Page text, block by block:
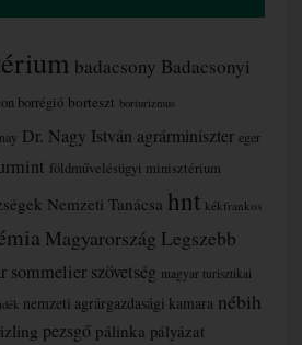
badacsony Badacsonyi
borrégió borteszt borturizmus
Dr. Nagy István agrárminiszter eger
földművelésügyi minisztérium
Nemzeti Tanácsa hnt kékfrankos
Magyarország Legszebb
sommelier szövetség magyar turisztikai
nemzeti agrárgazdasági kamara nébih
pezsgő pálinka pályázat